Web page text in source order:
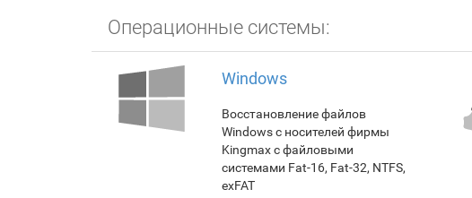
Операционные системы:
Windows
Восстановление файлов
Windows с носителей фирмы
Kingmax с файловыми
системами Fat-16, Fat-32, NTFS,
exFAT